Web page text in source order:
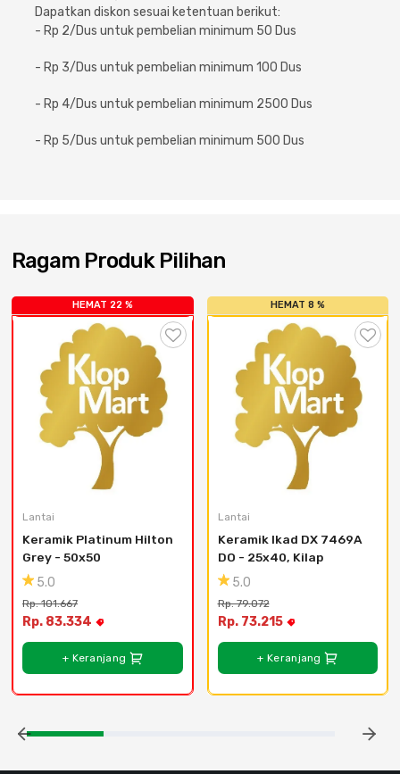
Cat dan Kimia
Dapatkan diskon sesuai ketentuan berikut:
- Rp 2/Dus untuk pembelian minimum 50 Dus
- Rp 3/Dus untuk pembelian minimum 100 Dus
- Rp 4/Dus untuk pembelian minimum 2500 Dus
- Rp 5/Dus untuk pembelian minimum 500 Dus
Ragam Produk Pilihan
HEMAT 22 %
Lantai
Keramik Platinum Hilton
Grey - 50x50
5.0
Rp. 101.667
Rp. 83.334
+ Keranjang
HEMAT 8 %
Lantai
Keramik Ikad DX 7469A
DO - 25x40, Kilap
5.0
Rp. 79.072
Rp. 73.215
+ Keranjang